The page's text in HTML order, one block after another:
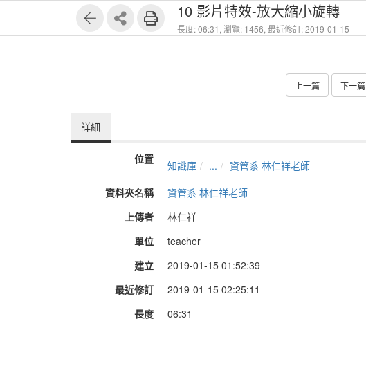
10 影片特效-放大縮小旋轉
長度: 06:31, 瀏覽: 1456, 最近修訂: 2019-01-15
上一篇 下一篇
詳細
位置 知識庫 ...
資管系 林仁祥老師
資料夾名稱
資管系 林仁祥老師
上傳者
林仁祥
單位
teacher
建立
2019-01-15 01:52:39
最近修訂
2019-01-15 02:25:11
長度
06:31